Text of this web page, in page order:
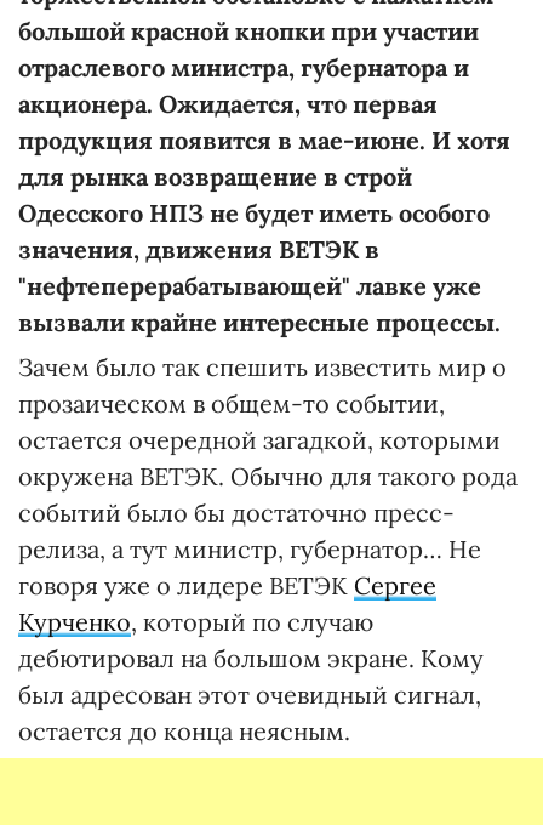
большой красной кнопки при участии
отраслевого министра, губернатора и
акционера. Ожидается, что первая
продукция появится в мае-июне. И хотя
для рынка возвращение в строй
Одесского НПЗ не будет иметь особого
значения, движения ВЕТЭК в
"нефтеперерабатывающей" лавке уже
вызвали крайне интересные процессы.
Зачем было так спешить известить мир о
прозаическом в общем-то событии,
остается очередной загадкой, которыми
окружена ВЕТЭК. Обычно для такого рода
событий было бы достаточно пресс-
релиза, а тут министр, губернатор… Не
говоря уже о лидере ВЕТЭК Сергее
Курченко, который по случаю
дебютировал на большом экране. Кому
был адресован этот очевидный сигнал,
остается до конца неясным.